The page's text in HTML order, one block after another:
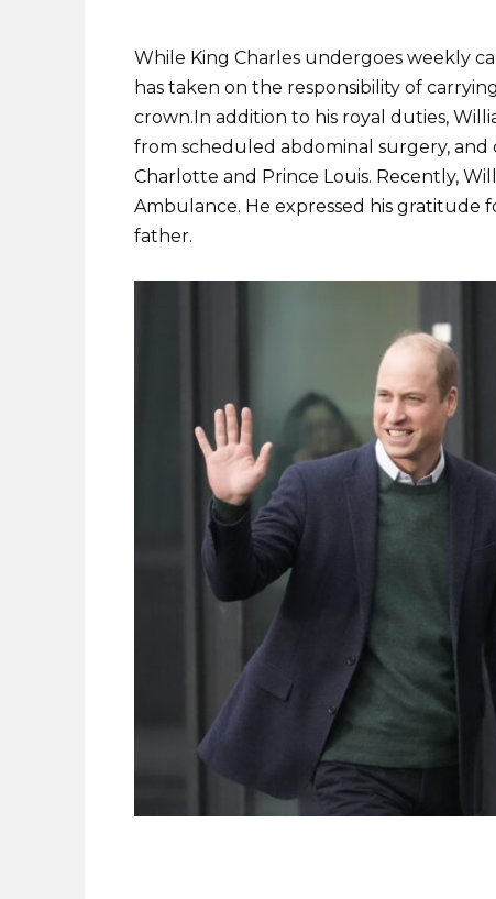
While King Charles undergoes weekly
has taken on the responsibility of
crown. In addition to his royal duties,
from scheduled abdominal surgery, and
Charlotte and Prince Louis. Recently,
Ambulance. He expressed his gratitude
father.